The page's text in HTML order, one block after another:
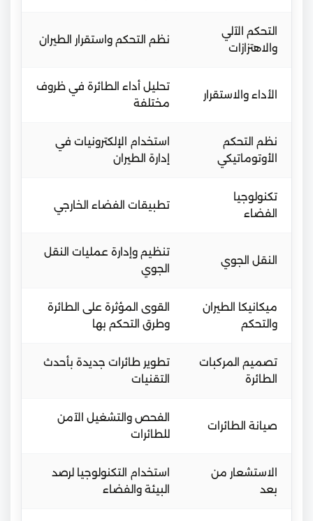
التحكم الآلي
والاهتزازات
نظم التحكم واستقرار الطيران
الأداء والاستقرار
تحليل أداء الطائرة في ظروف
مختلفة
نظم التحكم
الأوتوماتيكي
استخدام الإلكترونيات في
إدارة الطيران
تكنولوجيا
الفضاء
تطبيقات الفضاء الخارجي
النقل الجوي
تنظيم وإدارة عمليات النقل
الجوي
ميكانيكا الطيران
والتحكم
القوى المؤثرة على الطائرة
وطرق التحكم بها
تصميم المركبات
الطائرة
تطوير طائرات جديدة بأحدث
التقنيات
صيانة الطائرات
الفحص والتشغيل الآمن
للطائرات
الاستشعار من
بعد
استخدام التكنولوجيا لرصد
البيئة والفضاء